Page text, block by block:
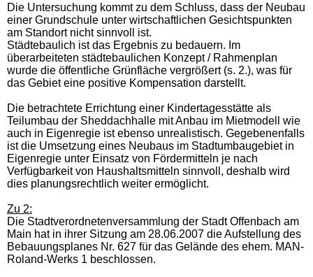
Die Untersuchung kommt zu dem Schluss, dass der Neubau
einer Grundschule unter wirtschaftlichen Gesichtspunkten
am Standort nicht sinnvoll ist.
Städtebaulich ist das Ergebnis zu bedauern. Im
überarbeiteten städtebaulichen Konzept / Rahmenplan
wurde die öffentliche Grünfläche vergrößert (s. 2.), was für
das Gebiet eine positive Kompensation darstellt.
Die betrachtete Errichtung einer Kindertagesstätte als
Teilumbau der Sheddachhalle mit Anbau im Mietmodell wie
auch in Eigenregie ist ebenso unrealistisch. Gegebenenfalls
ist die Umsetzung eines Neubaus im Stadtumbaugebiet in
Eigenregie unter Einsatz von Fördermitteln je nach
Verfügbarkeit von Haushaltsmitteln sinnvoll, deshalb wird
dies planungsrechtlich weiter ermöglicht.
Zu 2:
Die Stadtverordnetenversammlung der Stadt Offenbach am
Main hat in ihrer Sitzung am 28.06.2007 die Aufstellung des
Bebauungsplanes Nr. 627 für das Gelände des ehem. MAN-
Roland-Werks 1 beschlossen.